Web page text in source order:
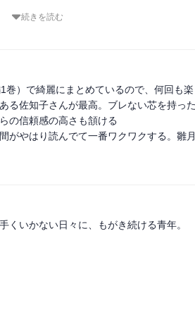
られる。良いキャラクターがいるとそれ
読者の中で勝手に上がるように思う。
てきているが、5巻使って追い詰めるな
続きを読む
巻）で綺麗にまとめているので、何回も楽
る佐知子さんが最高。ブレない芯を持っ
の信頼感の高さも頷ける
がやはり読んでて一番ワクワクする。雛
くいかない日々に、もがき続ける青年。